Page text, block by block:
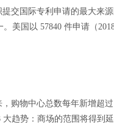
交国际专利申请的最大来
美国以 57840 件申请（
购物中心总数每年新增超
趋势：商场的范围将得到